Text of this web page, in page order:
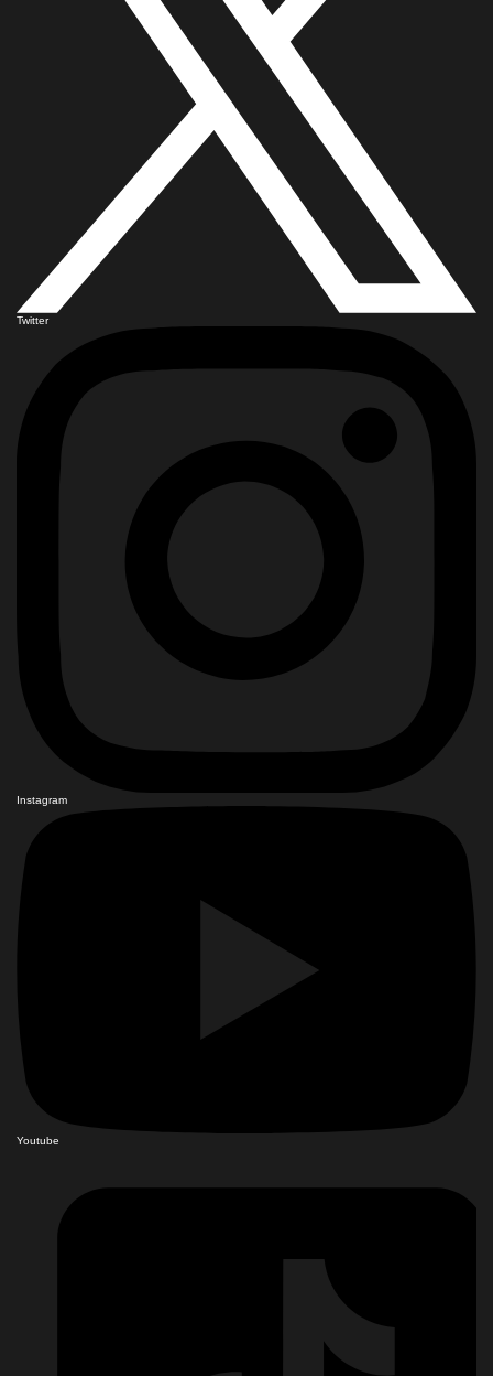
Twitter
Instagram
Youtube